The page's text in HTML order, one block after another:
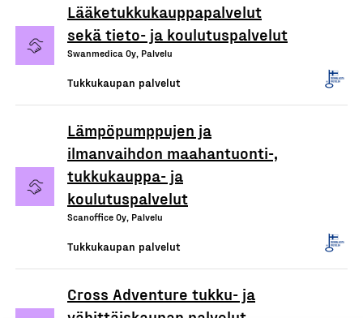
Lääketukkukauppapalvelut
sekä tieto- ja koulutuspalvelut
Swanmedica Oy, Palvelu
Tukkukaupan palvelut
Lämpöpumppujen ja
ilmanvaihdon maahantuonti-,
tukkukauppa- ja
koulutuspalvelut
Scanoffice Oy, Palvelu
Tukkukaupan palvelut
Cross Adventure tukku- ja